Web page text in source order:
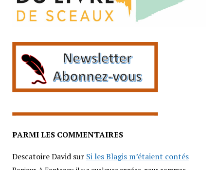
PARMI LES COMMENTAIRES
Descatoire Davidsur Si les Blagis m’étaient contés